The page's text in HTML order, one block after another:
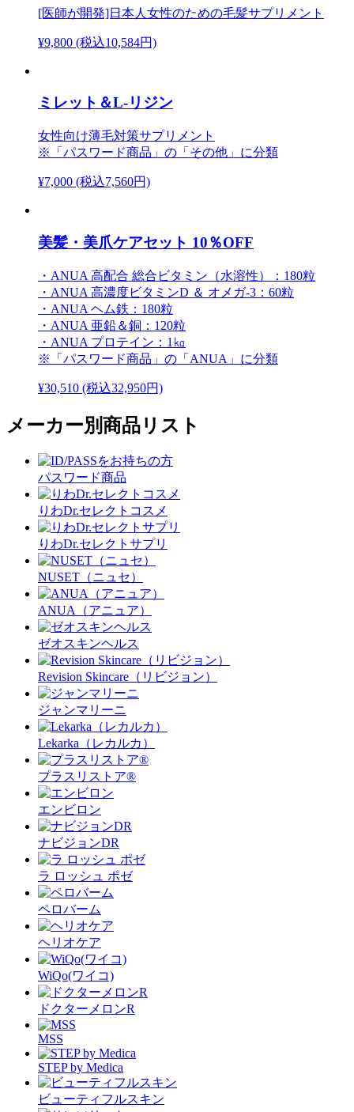
[医師が開発]日本人女性のための毛髪サプリメント
¥9,800 (税込10,584円)
ミレット＆L-リジン
女性向け薄毛対策サプリメント
※「パスワード商品」の「その他」に分類
¥7,000 (税込7,560円)
美髪・美爪ケアセット 10％OFF
・ANUA 高配合 総合ビタミン（水溶性）：180粒
・ANUA 高濃度ビタミンD ＆ オメガ-3：60粒
・ANUA ヘム鉄：180粒
・ANUA 亜鉛＆銅：120粒
・ANUA プロテイン：1㎏
※「パスワード商品」の「ANUA」に分類
¥30,510 (税込32,950円)
メーカー別商品リスト
パスワード商品
りわDr.セレクトコスメ
りわDr.セレクトサプリ
NUSET（ニュセ）
ANUA（アニュア）
ゼオスキンヘルス
Revision Skincare（リビジョン）
ジャンマリーニ
Lekarka（レカルカ）
プラスリストア®︎
エンビロン
ナビジョンDR
ラ ロッシュ ポゼ
ペロバーム
ヘリオケア
WiQo(ワイコ)
ドクターメロンR
MSS
STEP by Medica
ビューティフルスキン